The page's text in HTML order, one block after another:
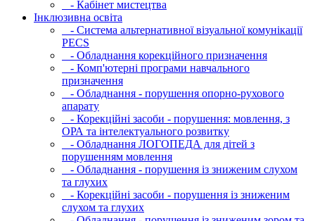
- Кабінет мистецтва
Інклюзивна освіта
- Система альтернативної візуальної комунікації
PECS
- Обладнання корекційного призначення
- Комп'ютерні програми навчального
призначення
- Обладнання - порушення опорно-рухового
апарату
- Корекційні засоби - порушення: мовлення, з
ОРА та інтелектуального розвитку
- Обладнання ЛОГОПЕДА для дітей з
порушенням мовлення
- Обладнання - порушення із зниженим слухом
та глухих
- Корекційні засоби - порушення із зниженим
слухом та глухих